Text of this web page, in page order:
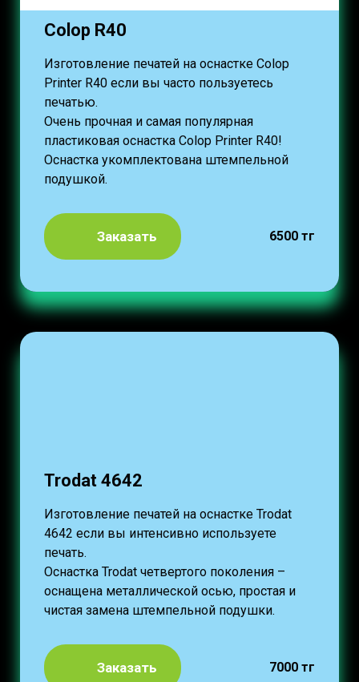
Colop R40
Изготовление печатей на оснастке Colop
Printer R40 если вы часто пользуетесь
печатью.
Очень прочная и самая популярная
пластиковая оснастка Colop Printer R40!
Оснастка укомплектована штемпельной
подушкой.
Заказать 6500 тг
Trodat 4642
Изготовление печатей на оснастке Trodat
4642 если вы интенсивно используете
печать.
Оснастка Trodat четвертого поколения –
оснащена металлической осью, простая и
чистая замена штемпельной подушки.
Заказать 7000 тг